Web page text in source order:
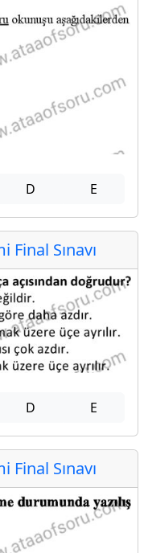
D E
Sınavı
D E
Sınavı